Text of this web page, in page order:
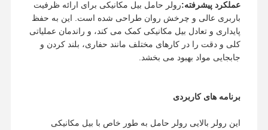
دربارهی ما کارخانه تور کنترل کیفیت اخبار
درخواست نقل
عملکرد پیشرفته:رولر حامل بیل مکانیکی برای ارائه ظرفیت
باربری عالی و چرخش روان طراحی شده است. این به حفظ
پایداری و تعادل بیل مکانیکی کمک می کند، و راندمان عملیاتی
کلی و دقت را در کارهای مختلف مانند حفاری، بلند کردن و
جابجایی مواد بهبود می بخشد.
برنامه های کاربردی
این رولر بالایی رولر حامل به طور خاص با بیل مکانیکی